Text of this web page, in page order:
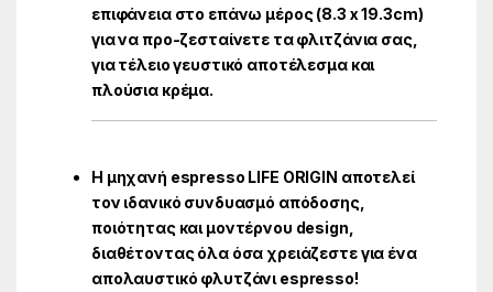
επιφάνεια στο επάνω μέρος (8.3 x 19.3cm)
για να προ-ζεσταίνετε τα φλιτζάνια σας,
για τέλειο γευστικό αποτέλεσμα και
πλούσια κρέμα.
Η μηχανή espresso LIFE ORIGIN αποτελεί
τον ιδανικό συνδυασμό απόδοσης,
ποιότητας και μοντέρνου design,
διαθέτοντας όλα όσα χρειάζεστε για ένα
απολαυστικό φλυτζάνι espresso!